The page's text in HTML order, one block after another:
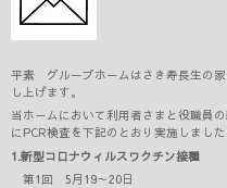
平素 グループホームはさき寿長生の
し上げます。
当ホームにおいて利用者さまと役職員
にPCR検査を下記のとおり実施しました
1.新型コロナウィルスワクチン接種
第1回 5月19～20日